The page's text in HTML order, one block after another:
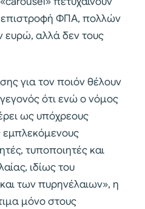
επιστροφή ΦΠΑ, πολλών
ευρώ, αλλά δεν τους
για τον ποιόν θέλουν
ότι ενώ ο νόμος
ως υπόχρεους
τυποποιητές και
ιδίως του
των πυρηνέλαιων», η
μόνο στους